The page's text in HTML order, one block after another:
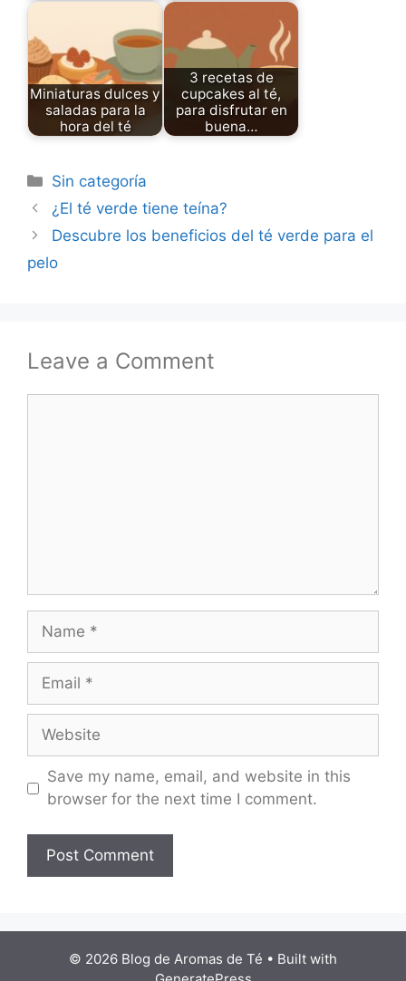
Miniaturas dulces y
saladas para la
hora del té
3 recetas de
cupcakes al té,
para disfrutar en
buena…
Categories
Sin categoría
¿El té verde tiene teína?
Descubre los beneficios del té verde para el
pelo
Leave a Comment
Name
Email
Website
Save my name, email, and website in this
browser for the next time I comment.
© 2026 Blog de Aromas de Té • Built with